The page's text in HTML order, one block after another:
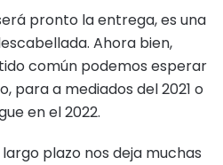
pronto la entrega, es una
Ahora bien,
común podemos esperar
para a mediados del 2021 o
en el 2022.
plazo nos deja muchas